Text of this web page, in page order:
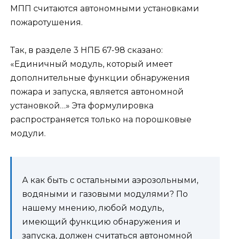
МПП считаются автономными установками
пожаротушения.
Так, в разделе 3 НПБ 67-98 сказано:
«Единичный модуль, который имеет
дополнительные функции обнаружения
пожара и запуска, является автономной
установкой…» Эта формулировка
распространяется только на порошковые
модули.
А как быть с остальными аэрозольными,
водяными и газовыми модулями? По
нашему мнению, любой модуль,
имеющий функцию обнаружения и
запуска, должен считаться автономной